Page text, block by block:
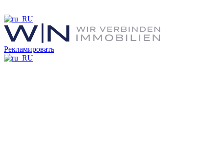
Рекламировать